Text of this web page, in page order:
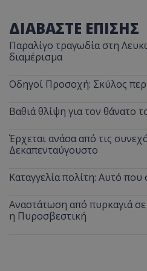
ΔΙΑΒΑΣΤΕ ΕΠΙΣΗΣ
Παραλίγο τραγωδία στη
διαμέρισμα
Οδηγοί Προσοχή: Σκύλος
Βαθιά θλίψη για τον θάνατο
Έρχεται ανάσα από τις
Δεκαπενταύγουστο
Καταγγελία πολίτη: Αυτό
Αναστάτωση από πυρκαγιά
η Πυροσβεστική